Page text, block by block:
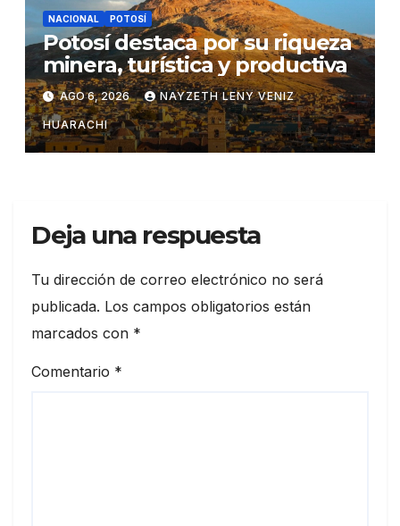
NACIONAL POTOSÍ
Potosí destaca por su riqueza
minera, turística y productiva
AGO 6, 2026 NAYZETH LENY VENIZ
HUARACHI
Deja una respuesta
Tu dirección de correo electrónico no será
publicada. Los campos obligatorios están
marcados con *
Comentario *